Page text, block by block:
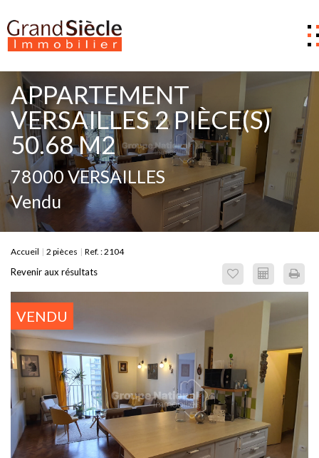
Estimer
Acheter
Louer
Gestion
Notre Agence
Nous contacter
APPARTEMENT
VERSAILLES 2 PIÈCE(S)
50.68 M2
78000 VERSAILLES
Vendu
Accueil 2 pièces Ref. : 2104
Revenir aux résultats
VENDU